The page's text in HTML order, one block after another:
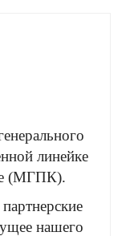
линейке
(МГПК).
нашего